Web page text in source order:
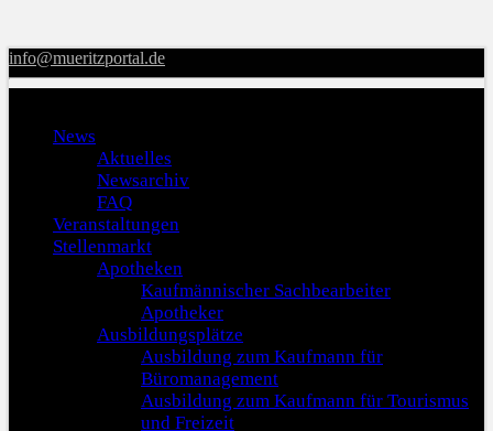
info@mueritzportal.de
News
Aktuelles
Newsarchiv
FAQ
Veranstaltungen
Stellenmarkt
Apotheken
Kaufmännischer Sachbearbeiter
Apotheker
Ausbildungsplätze
Ausbildung zum Kaufmann für
Büromanagement
Ausbildung zum Kaufmann für Tourismus
und Freizeit